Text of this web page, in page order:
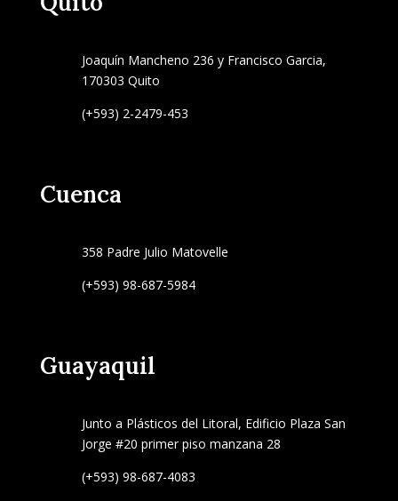
Joaquín Mancheno 236 y Francisco Garcia,
170303 Quito
(+593) 2-2479-453
Cuenca
358 Padre Julio Matovelle
(+593) 98-687-5984
Guayaquil
Junto a Plásticos del Litoral, Edificio Plaza San
Jorge #20 primer piso manzana 28
(+593) 98-687-4083